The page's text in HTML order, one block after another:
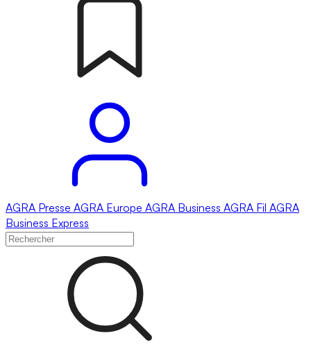
AGRA Presse AGRA Europe AGRA Business AGRA Fil AGRA
Business Express